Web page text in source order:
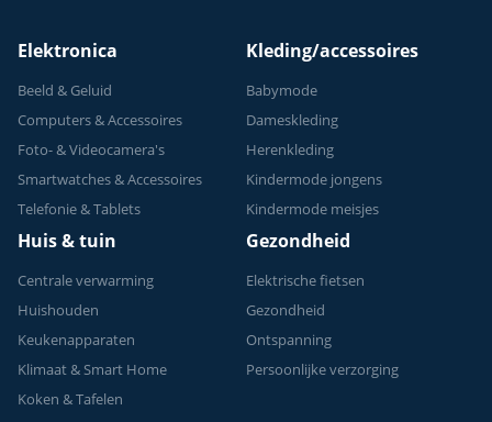
Elektronica
Beeld & Geluid
Computers & Accessoires
Foto- & Videocamera's
Smartwatches & Accessoires
Telefonie & Tablets
Kleding/accessoires
Babymode
Dameskleding
Herenkleding
Kindermode jongens
Kindermode meisjes
Huis & tuin
Centrale verwarming
Huishouden
Keukenapparaten
Klimaat & Smart Home
Koken & Tafelen
Gezondheid
Elektrische fietsen
Gezondheid
Ontspanning
Persoonlijke verzorging